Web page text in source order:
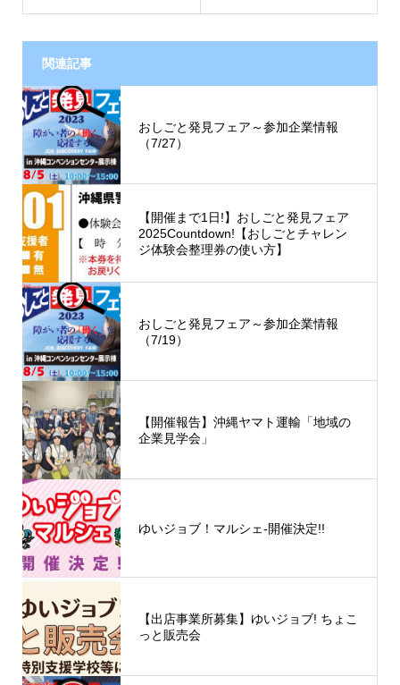
関連記事
おしごと発見フェア～参加企業情報
（7/27）
【開催まで1日!】おしごと発見フェア
2025Countdown!【おしごとチャレン
ジ体験会整理券の使い方】
おしごと発見フェア～参加企業情報
（7/19）
【開催報告】沖縄ヤマト運輸「地域の
企業見学会」
ゆいジョブ！マルシェ-開催決定!!
【出店事業所募集】ゆいジョブ! ちょこ
っと販売会